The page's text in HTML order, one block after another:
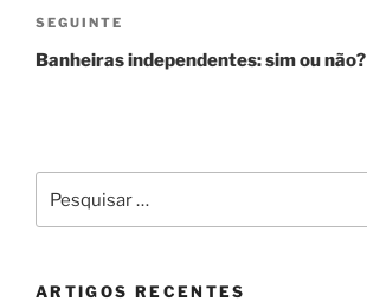
Conteúdo
seguinte
SEGUINTE
Banheiras independentes: sim ou não?
por:
ARTIGOS RECENTES